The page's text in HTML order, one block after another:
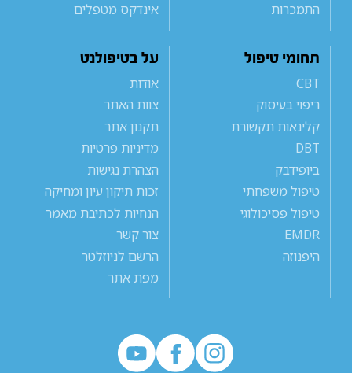
התמכרות
אינדקס מטפלים
תחומי טיפול
CBT
ריפוי בעיסוק
קלינאות תקשורת
DBT
ביופידבק
טיפול משפחתי
טיפול פסיכולוגי
EMDR
היפנוזה
על בטיפולנט
אודות
צוות האתר
תקנון אתר
מדיניות פרטיות
הצהרת נגישות
זכות תיקון עיון ומחיקה
הנחיות לכתיבת מאמר
צור קשר
הרשם לניוזלטר
מפת אתר